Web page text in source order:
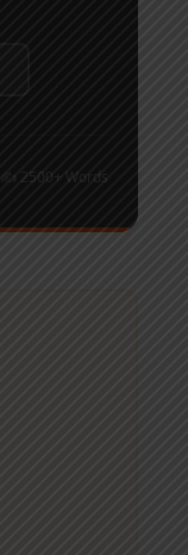
✍️ 2500+ Words